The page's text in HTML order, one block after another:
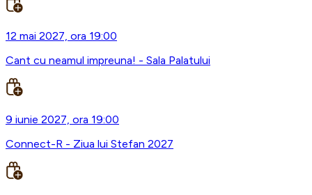
12 mai 2027, ora 19:00
Cant cu neamul impreuna! - Sala Palatului
9 iunie 2027, ora 19:00
Connect-R - Ziua lui Stefan 2027